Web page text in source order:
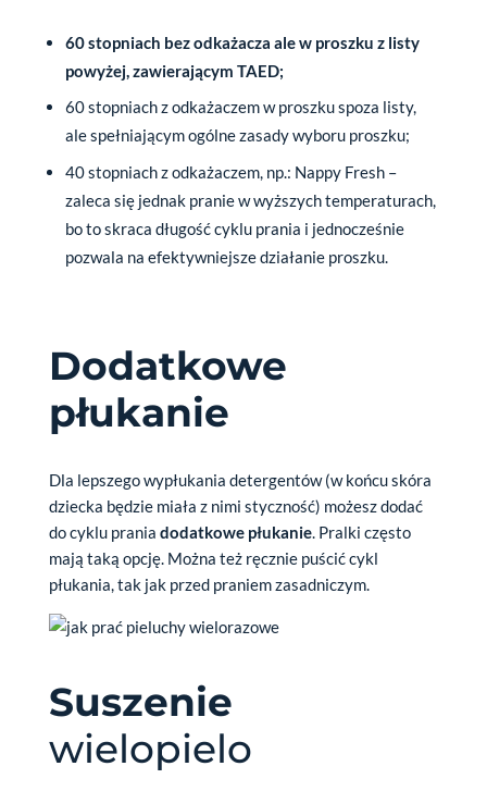
60 stopniach bez odkażacza ale w proszku z listy
powyżej, zawierającym TAED;
60 stopniach z odkażaczem w proszku spoza listy,
ale spełniającym ogólne zasady wyboru proszku;
40 stopniach z odkażaczem, np.: Nappy Fresh –
zaleca się jednak pranie w wyższych temperaturach,
bo to skraca długość cyklu prania i jednocześnie
pozwala na efektywniejsze działanie proszku.
Dodatkowe
płukanie
Dla lepszego wypłukania detergentów (w końcu skóra
dziecka będzie miała z nimi styczność) możesz dodać
do cyklu prania dodatkowe płukanie. Pralki często
mają taką opcję. Można też ręcznie puścić cykl
płukania, tak jak przed praniem zasadniczym.
Suszenie
wielopielo